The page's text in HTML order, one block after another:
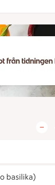
basilika)